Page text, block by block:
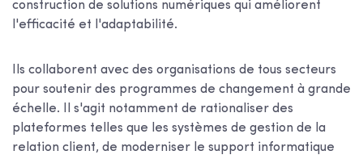
construction de solutions numériques qui améliorent
l'efficacité et l'adaptabilité.
Ils collaborent avec des organisations de tous secteurs
pour soutenir des programmes de changement à grande
échelle. Il s'agit notamment de rationaliser des
plateformes telles que les systèmes de gestion de la
relation client, de moderniser le support informatique